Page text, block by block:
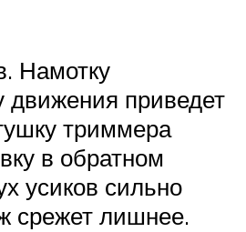
Намотку
движения приведет
триммера
в обратном
усиков сильно
срежет лишнее.